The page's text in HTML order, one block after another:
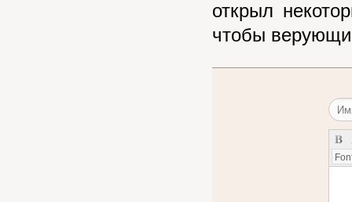
открыл
чтобы